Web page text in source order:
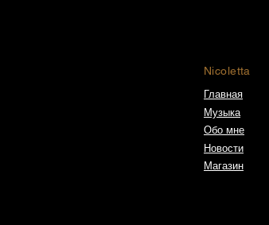
Nicoletta
Главная
Музыка
Обо мне
Новости
Магазин